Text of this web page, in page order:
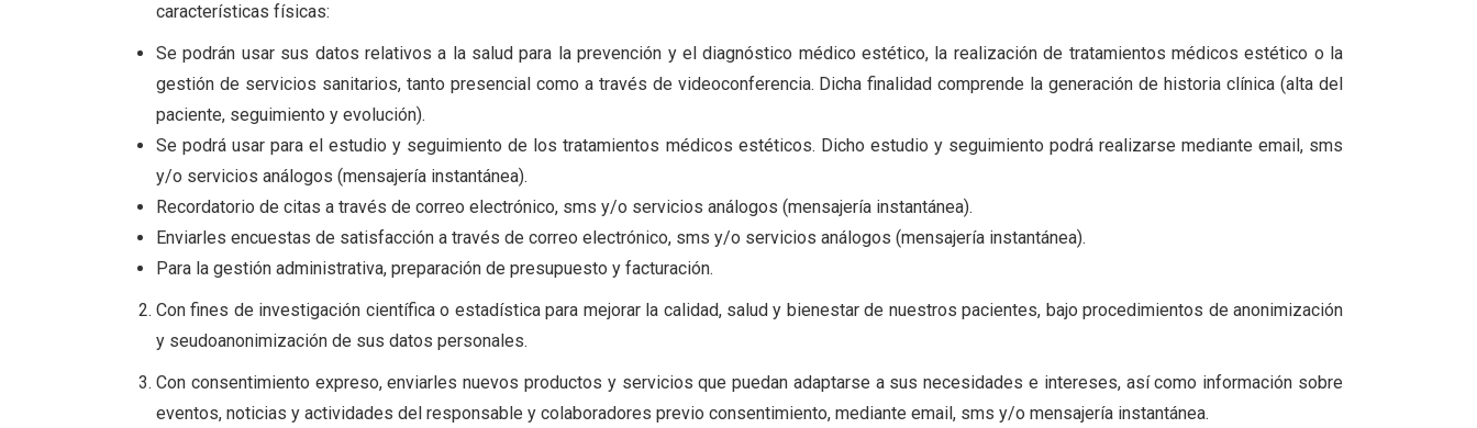
características físicas:
Se podrán usar sus datos relativos a la salud para la prevención y el diagnóstico médico estético, la realización de tratamientos médicos estético o la
gestión de servicios sanitarios, tanto presencial como a través de videoconferencia. Dicha finalidad comprende la generación de historia clínica (alta del
paciente, seguimiento y evolución).
Se podrá usar para el estudio y seguimiento de los tratamientos médicos estéticos. Dicho estudio y seguimiento podrá realizarse mediante email, sms
y/o servicios análogos (mensajería instantánea).
Recordatorio de citas a través de correo electrónico, sms y/o servicios análogos (mensajería instantánea).
Enviarles encuestas de satisfacción a través de correo electrónico, sms y/o servicios análogos (mensajería instantánea).
Para la gestión administrativa, preparación de presupuesto y facturación.
Con fines de investigación científica o estadística para mejorar la calidad, salud y bienestar de nuestros pacientes, bajo procedimientos de anonimización
y seudoanonimización de sus datos personales.
Con consentimiento expreso, enviarles nuevos productos y servicios que puedan adaptarse a sus necesidades e intereses, así como información sobre
eventos, noticias y actividades del responsable y colaboradores previo consentimiento, mediante email, sms y/o mensajería instantánea.